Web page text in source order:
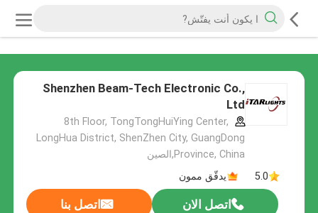
Shenzhen Beam-Tech Electronic Co.,
Ltd
8th Floor, TongTongHuiYing Center,
LongHua District, ShenZhen City, GuangDong
Province, China,الصين
5.0
يدقّق ممون
اتصل الان اتصل بنا